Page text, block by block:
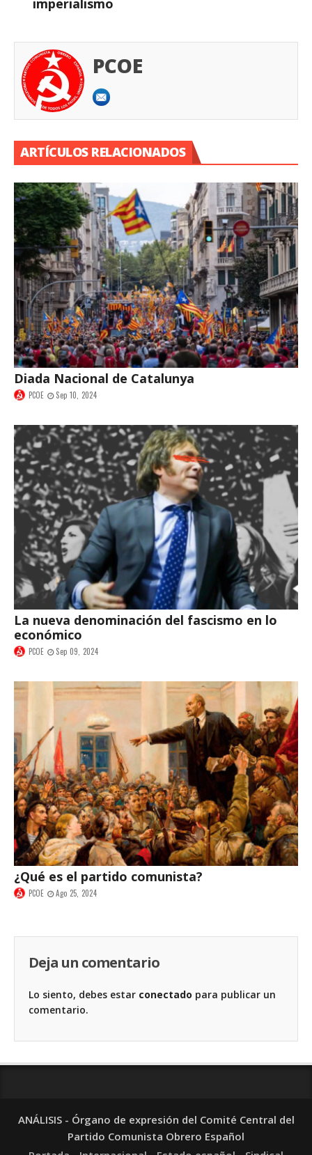
PCOE
ARTÍCULOS RELACIONADOS
Diada Nacional de Catalunya
PCOE Sep 10, 2024
La nueva denominación del fascismo en lo
económico
PCOE Sep 09, 2024
¿Qué es el partido comunista?
PCOE Ago 25, 2024
Deja un comentario
Lo siento, debes estar conectado para publicar un
comentario.
ANÁLISIS - Órgano de expresión del Comité Central del
Partido Comunista Obrero Español